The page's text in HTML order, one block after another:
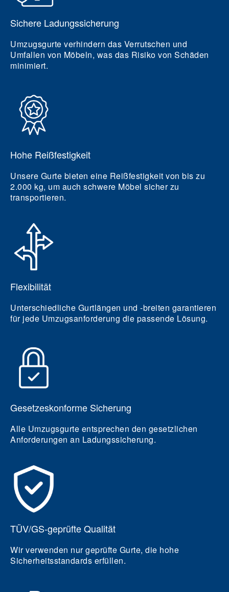
Sichere Ladungssicherung
Umzugsgurte verhindern das Verrutschen und
Umfallen von Möbeln, was das Risiko von Schäden
minimiert.
Hohe Reißfestigkeit
Unsere Gurte bieten eine Reißfestigkeit von bis zu
2.000 kg, um auch schwere Möbel sicher zu
transportieren.
Flexibilität
Unterschiedliche Gurtlängen und -breiten garantieren
für jede Umzugsanforderung die passende Lösung.
Gesetzeskonforme Sicherung
Alle Umzugsgurte entsprechen den gesetzlichen
Anforderungen an Ladungssicherung.
TÜV/GS-geprüfte Qualität
Wir verwenden nur geprüfte Gurte, die hohe
Sicherheitsstandards erfüllen.